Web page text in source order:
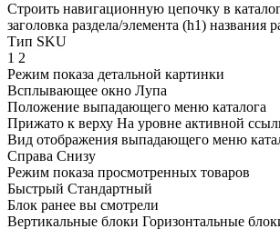
Строить навигационную цепочку в
заголовка раздела/элемента (h1) названия
Тип SKU
1 2
Режим показа детальной картинки
Всплывающее окно Лупа
Положение выпадающего меню каталога
Прижато к верху На уровне активной
Вид отображения выпадающего меню
Справа Снизу
Режим показа просмотренных товаров
Быстрый Стандартный
Блок ранее вы смотрели
Вертикальные блоки Горизонтальные